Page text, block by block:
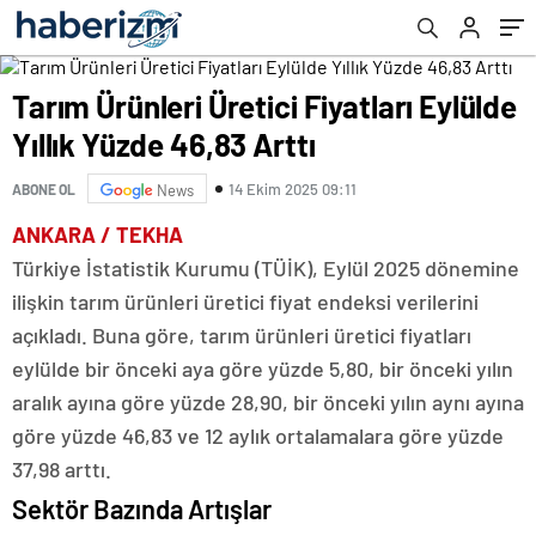
Tarım Ürünleri Üretici Fiyatları Eylülde
Yıllık Yüzde 46,83 Arttı
ABONE OL News 14 Ekim 2025 09:11
ANKARA / TEKHA
Türkiye İstatistik Kurumu (TÜİK), Eylül 2025 dönemine
ilişkin tarım ürünleri üretici fiyat endeksi verilerini
açıkladı. Buna göre, tarım ürünleri üretici fiyatları
eylülde bir önceki aya göre yüzde 5,80, bir önceki yılın
aralık ayına göre yüzde 28,90, bir önceki yılın aynı ayına
göre yüzde 46,83 ve 12 aylık ortalamalara göre yüzde
37,98 arttı.
Sektör Bazında Artışlar